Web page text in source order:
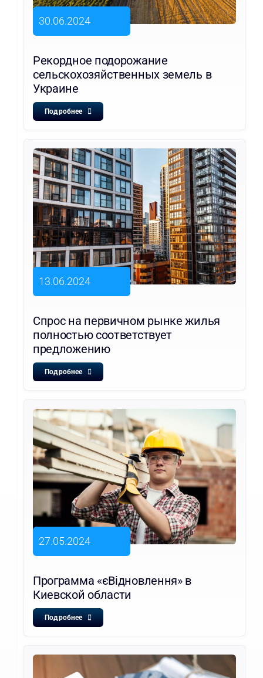
30.06.2024
Рекордное подорожание
сельскохозяйственных земель в
Украине
Подробнее
13.06.2024
Спрос на первичном рынке жилья
полностью соответствует
предложению
Подробнее
27.05.2024
Программа «єВідновлення» в
Киевской области
Подробнее